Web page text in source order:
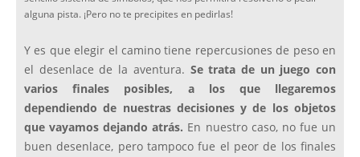
alguna pista. ¡Pero no te precipites en pedirlas!
Y es que elegir el camino tiene repercusiones de peso en
el desenlace de la aventura. Se trata de un juego con
varios finales posibles, a los que llegaremos
dependiendo de nuestras decisiones y de los objetos
que vayamos dejando atrás. En nuestro caso, no fue un
buen desenlace, pero tampoco fue el peor de los finales